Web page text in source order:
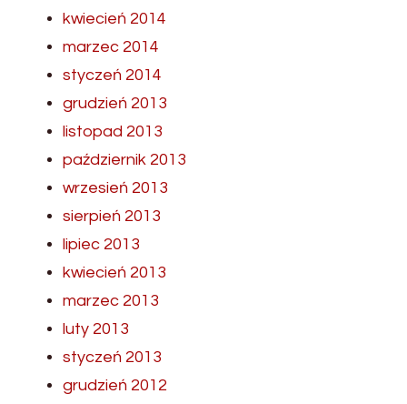
kwiecień 2014
marzec 2014
styczeń 2014
grudzień 2013
listopad 2013
październik 2013
wrzesień 2013
sierpień 2013
lipiec 2013
kwiecień 2013
marzec 2013
luty 2013
styczeń 2013
grudzień 2012